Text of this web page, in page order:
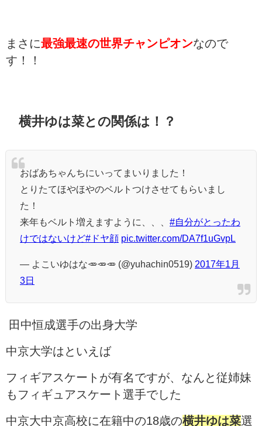
まさに最強最速の世界チャンピオンなので
す！！
横井ゆは菜との関係は！？
おばあちゃんちにいってまいりました！
とりたてほやほやのベルトつけさせてもらいまし
た！
来年もベルト増えますように、、、 #自分がとったわ
けではないけど#ドヤ顔 pic.twitter.com/DA7f1uGvpL
— よこいゆはな🥕🥕🥕 (@yuhachin0519) 2017年1月
3日
田中恒成選手の出身大学
中京大学はといえば
フィギアスケートが有名ですが、なんと従姉妹
もフィギュアスケート選手でした
中京大中京高校に在籍中の18歳の横井ゆは菜選